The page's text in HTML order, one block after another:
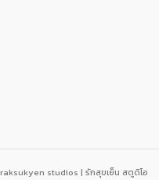
raksukyen studios | รักสุขเย็น สตูดิโอ